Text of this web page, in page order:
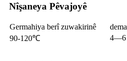
Nîşaneya Pêvajoyê
Germahiya berî zuwakirinê
90-120℃
4—6